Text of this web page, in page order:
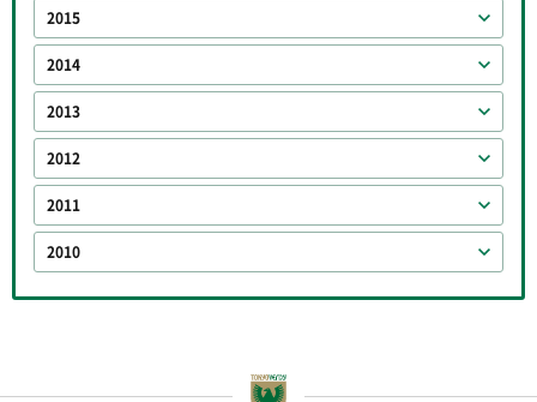
2015
2014
2013
2012
2011
2010